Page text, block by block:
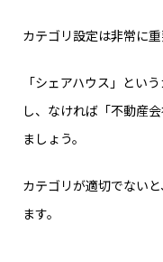
カテゴリ設定は非常に重
「シェアハウス」とい
し、なければ「不動産
ましょう。
カテゴリが適切でない
ます。